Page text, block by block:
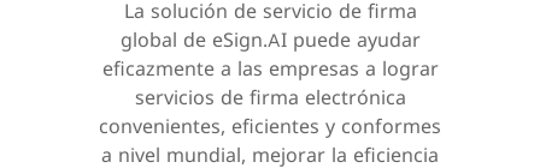
La solución de servicio de firma
global de eSign.AI puede ayudar
eficazmente a las empresas a lograr
servicios de firma electrónica
convenientes, eficientes y conformes
a nivel mundial, mejorar la eficiencia